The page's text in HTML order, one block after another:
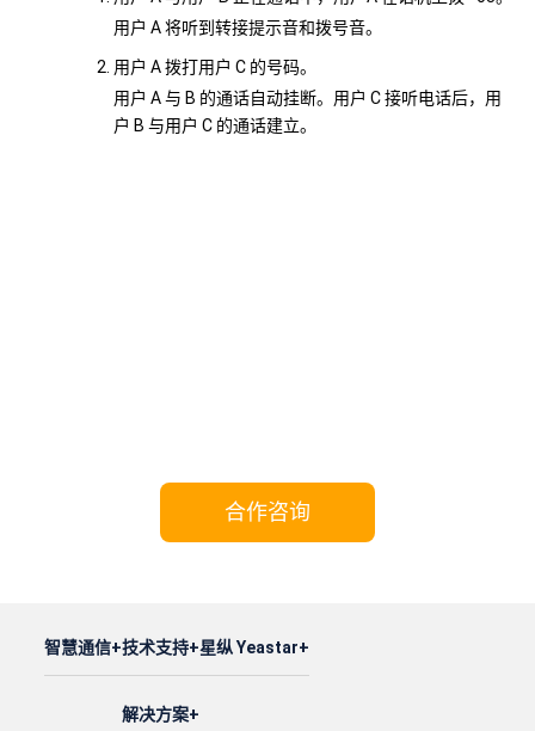
用户 A 将听到转接提示音和拨号音。
用户 A 拨打用户 C 的号码。
用户 A 与 B 的通话自动挂断。用户 C 接听电话后，用
户 B 与用户 C 的通话建立。
合作咨询
智慧通信 技术支持
解决方案
星纵 Yeastar